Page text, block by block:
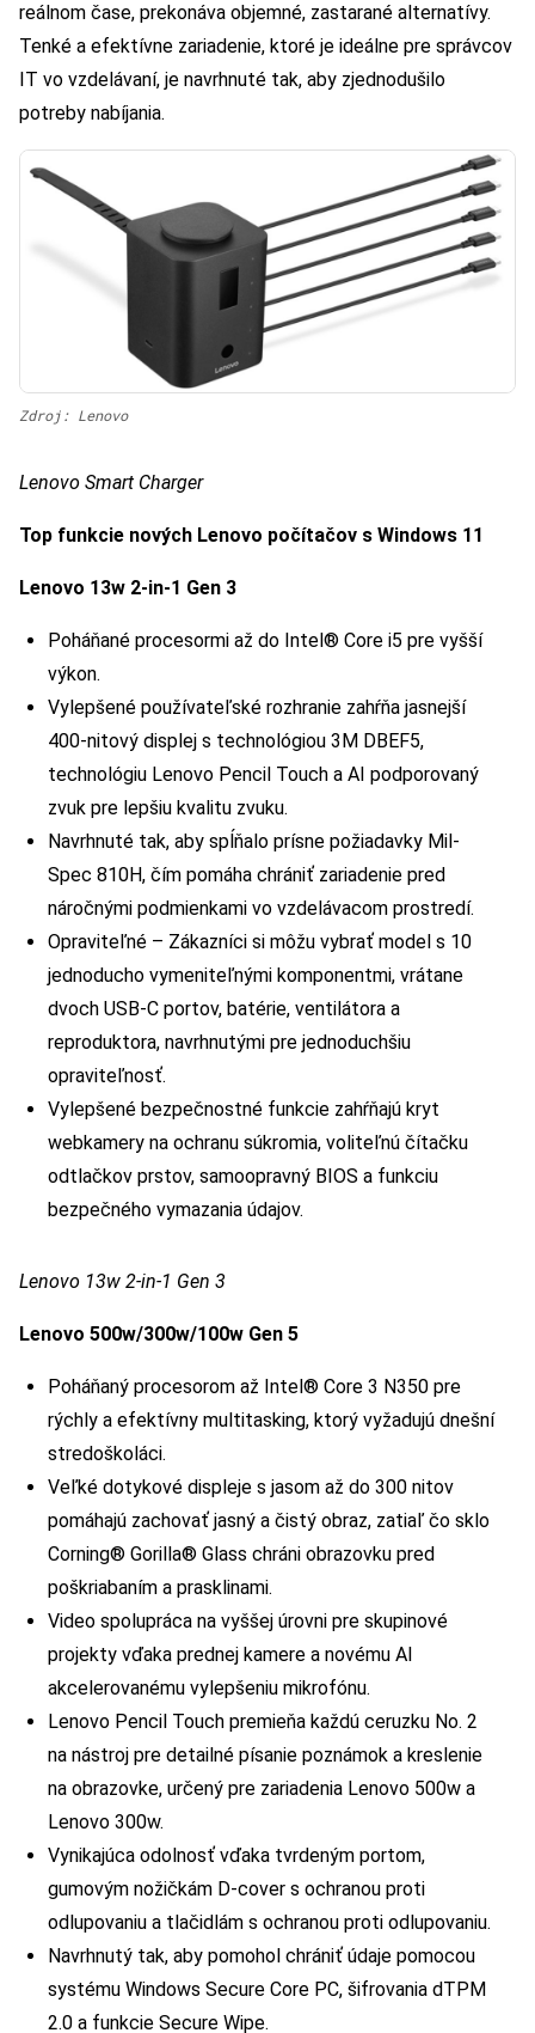
reálnom čase, prekonáva objemné, zastarané alternatívy.
Tenké a efektívne zariadenie, ktoré je ideálne pre správcov
IT vo vzdelávaní, je navrhnuté tak, aby zjednodušilo
potreby nabíjania.
Zdroj: Lenovo
Lenovo Smart Charger
Top funkcie nových Lenovo počítačov s Windows 11
Lenovo 13w 2-in-1 Gen 3
Poháňané procesormi až do Intel® Core i5 pre vyšší
výkon.
Vylepšené používateľské rozhranie zahŕňa jasnejší
400-nitový displej s technológiou 3M DBEF5,
technológiu Lenovo Pencil Touch a AI podporovaný
zvuk pre lepšiu kvalitu zvuku.
Navrhnuté tak, aby spĺňalo prísne požiadavky Mil-
Spec 810H, čím pomáha chrániť zariadenie pred
náročnými podmienkami vo vzdelávacom prostredí.
Opraviteľné – Zákazníci si môžu vybrať model s 10
jednoducho vymeniteľnými komponentmi, vrátane
dvoch USB-C portov, batérie, ventilátora a
reproduktora, navrhnutými pre jednoduchšiu
opraviteľnosť.
Vylepšené bezpečnostné funkcie zahŕňajú kryt
webkamery na ochranu súkromia, voliteľnú čítačku
odtlačkov prstov, samoopravný BIOS a funkciu
bezpečného vymazania údajov.
Lenovo 13w 2-in-1 Gen 3
Lenovo 500w/300w/100w Gen 5
Poháňaný procesorom až Intel® Core 3 N350 pre
rýchly a efektívny multitasking, ktorý vyžadujú dnešní
stredoškoláci.
Veľké dotykové displeje s jasom až do 300 nitov
pomáhajú zachovať jasný a čistý obraz, zatiaľ čo sklo
Corning® Gorilla® Glass chráni obrazovku pred
poškriabaním a prasklinami.
Video spolupráca na vyššej úrovni pre skupinové
projekty vďaka prednej kamere a novému AI
akcelerovanému vylepšeniu mikrofónu.
Lenovo Pencil Touch premieňa každú ceruzku No. 2
na nástroj pre detailné písanie poznámok a kreslenie
na obrazovke, určený pre zariadenia Lenovo 500w a
Lenovo 300w.
Vynikajúca odolnosť vďaka tvrdeným portom,
gumovým nožičkám D-cover s ochranou proti
odlupovaniu a tlačidlám s ochranou proti odlupovaniu.
Navrhnutý tak, aby pomohol chrániť údaje pomocou
systému Windows Secure Core PC, šifrovania dTPM
2.0 a funkcie Secure Wipe.